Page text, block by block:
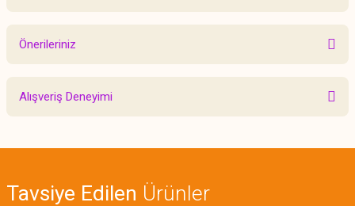
Önerileriniz
Bu ürünün fiyat bilgisi, resim, ürün açıklamalarında ve diğer konularda
yetersiz gördüğünüz noktaları öneri formunu kullanarak tarafımıza
Ürün açıklamasında eksik bilgiler bulunuyor.
Alışveriş Deneyimi
Tavsiye Edilen Ürünler